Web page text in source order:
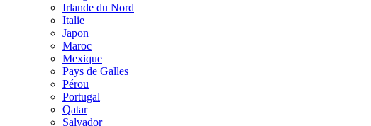
Irlande du Nord
Italie
Japon
Maroc
Mexique
Pays de Galles
Pérou
Portugal
Qatar
Salvador